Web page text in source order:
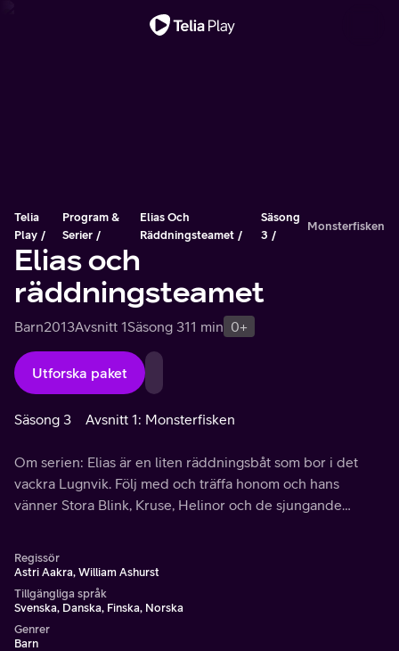
Telia
Play
Program &
Serier
Elias Och
Räddningsteamet
Säsong
3
Monsterfisken
Elias och
räddningsteamet
Barn2013Avsnitt 1Säsong 311 min 0+
Utforska paket
Säsong 3 Avsnitt 1: Monsterfisken
Om serien: Elias är en liten räddningsbåt som bor i det
vackra Lugnvik. Följ med och träffa honom och hans
vänner Stora Blink, Kruse, Helinor och de sjungande
Regissör
Astri Aakra, William Ashurst
Tillgängliga språk
Svenska, Danska, Finska, Norska
Genrer
Barn